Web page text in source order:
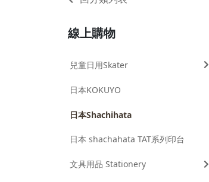
線上購物
兒童日用Skater
日本KOKUYO
日本Shachihata
日本 shachahata TAT系列印台
文具用品 Stationery